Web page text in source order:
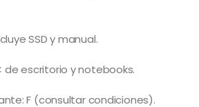
SSD y manual.
escritorio y notebooks.
F (consultar condiciones).